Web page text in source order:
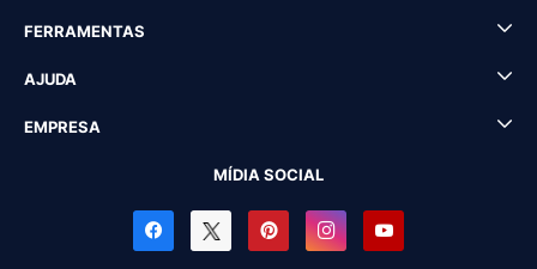
FERRAMENTAS
AJUDA
EMPRESA
MÍDIA SOCIAL